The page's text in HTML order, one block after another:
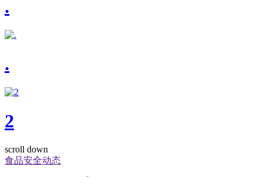
.
.
2
scroll down
食品安全动态